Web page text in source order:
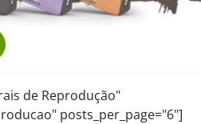
de Reprodução"
posts_per_page="6"]